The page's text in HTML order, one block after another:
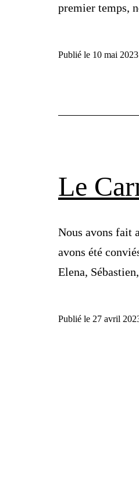
premier temps,
Publié le 10 mai 2023
Le
Nous avons fait
avons été
Elena,
Publié le 27 avril